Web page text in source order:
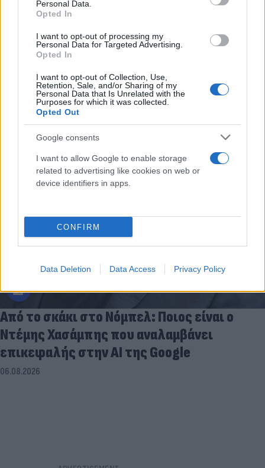
Personal Data.
Opted In
I want to opt-out of processing my
Personal Data for Targeted Advertising.
Opted In
I want to opt-out of Collection, Use,
Retention, Sale, and/or Sharing of my
Personal Data that Is Unrelated with the
Purposes for which it was collected.
Opted Out
Google consents
I want to allow Google to enable storage
related to advertising like cookies on web or
device identifiers in apps.
CONFIRM
Data Deletion Data Access Privacy Policy
FLASH FOCUS
Από το σκάκι στο Νόμπελ: Ποιος είναι ο
Ντέμης Χασάμπης που αναλαμβάνει
επικεφαλής στην ΑΙ της Google
06.08.2026